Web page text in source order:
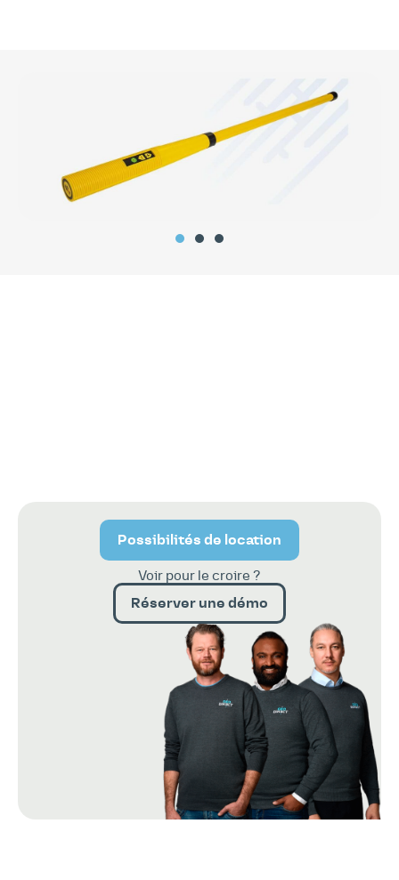
Possibilités de location
Voir pour le croire ?
Réserver une démo